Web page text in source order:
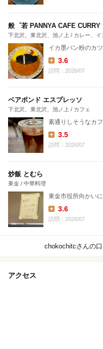
般゜若 PANNYA CAFE CURRY
下北沢、東北沢、池ノ上 / カレー、イ
イカ墨パン粉のカ
Lunch:
3.6
訪問：2026/07
ベアポンド エスプレッソ
下北沢、東北沢、池ノ上 / カフェ
素通りしそうなカ
Lunch:
3.5
訪問：2026/07
炒飯 とむら
東金 / 中華料理
東金市役所向かい
Lunch:
3.6
訪問：2026/07
chokochitcさんの
アクセス